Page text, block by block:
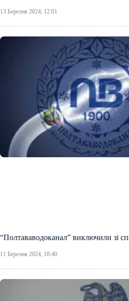
13 Березня 2024, 12:01
“Полтававодоканал” виключили зі
11 Березня 2024, 18:40